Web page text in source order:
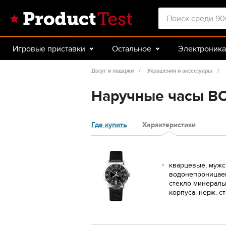
Игровые приставки Остальное Электроника
Авто Спорт и туризм
Досуг и подарки Украшения и аксессуары
Наручные часы
Где купить Характеристики
кварцевые,
стекло
корпуса: нерж.